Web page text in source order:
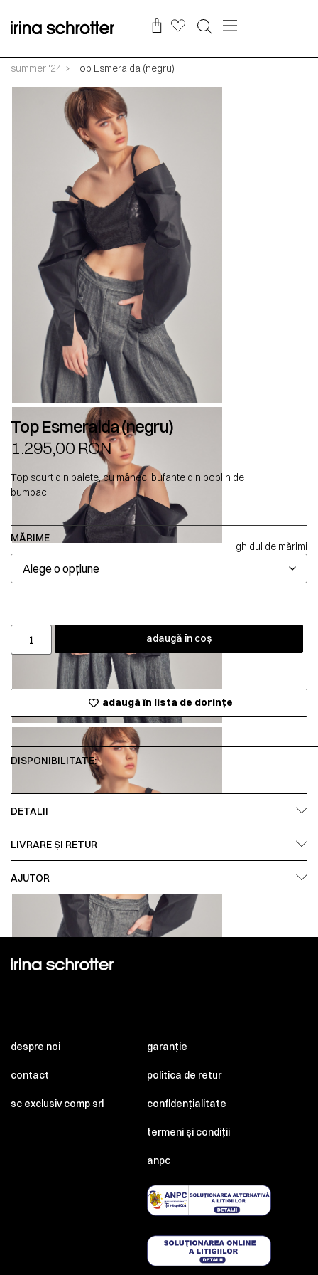
summer '24 Top Esmeralda (negru)
Top Esmeralda (negru)
1.295,00 RON
Top scurt din paiete, cu mâneci bufante din poplin de
bumbac.
MĂRIME
ghidul de mărimi
adaugă în coș
adaugă în lista de dorințe
DISPONIBILITATE:
DETALII
LIVRARE ȘI RETUR
AJUTOR
despre noi
contact
sc exclusiv comp srl
garanție
politica de retur
confidențialitate
termeni și condiții
anpc